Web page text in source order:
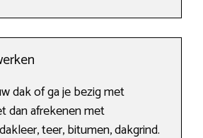
dak of ga je bezig met
dan afrekenen met
teer, bitumen, dakgrind.